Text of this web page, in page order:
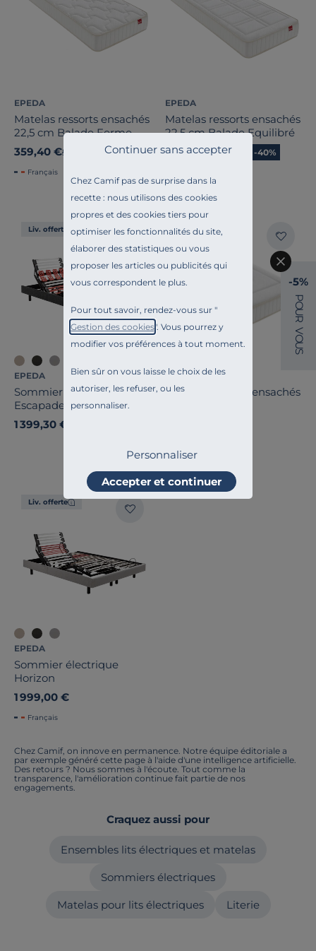
Chez Camif pas de surprise dans la
recette : nous utilisons des cookies
propres et des cookies tiers pour
optimiser les fonctionnalités du site,
élaborer des statistiques ou vous
proposer les articles ou publicités qui
vous correspondent le plus.
Pour tout savoir, rendez-vous sur "
Gestion des cookies". Vous pourrez y
modifier vos préférences à tout moment.
Bien sûr on vous laisse le choix de les
autoriser, les refuser, ou les
personnaliser.
Continuer sans accepter
Personnaliser
Accepter et continuer
EPEDA
Matelas ressorts ensachés
22,5 cm Balade Ferme
359,40 €Ancien prix
599,00 € -40%
Français
EPEDA
Matelas ressorts ensachés
22,5 cm Balade Equilibré
359,40 €Ancien prix
599,00 € -40%
Liv. offerte
EPEDA
Sommier électrique
Escapade
1 399,30 €
Liv. offerte
EPEDA
Matelas ressorts ensachés
Liv. offerte
EPEDA
Sommier électrique
Horizon
1 999,00 €
Français
Chez Camif, on innove en permanence. Notre équipe éditoriale a
par exemple généré cette page à l'aide d'une intelligence artificielle.
Des retours ? Nous sommes à l'écoute. Tout comme la
transparence, l'amélioration continue fait partie de nos
engagements.
Craquez aussi pour
Ensembles lits électriques et matelas
Sommiers électriques
Matelas pour lits électriques Literie
-5%
P
O
U
R
V
O
U
S